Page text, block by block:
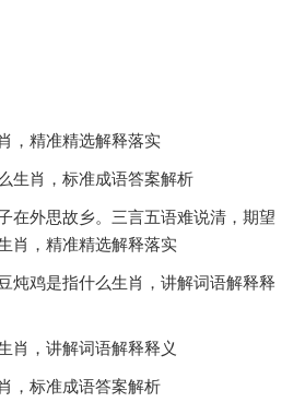
，精准精选解释落实
生肖，标准成语答案解析
在外思故乡。三言五语难说清，期望
肖，精准精选解释落实
炖鸡是指什么生肖，讲解词语解释释
肖，讲解词语解释释义
，标准成语答案解析